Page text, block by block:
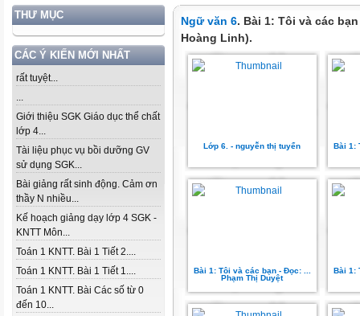
THƯ MỤC
CÁC Ý KIẾN MỚI NHẤT
rất tuyệt...
...
Giới thiệu SGK Giáo dục thể chất
lớp 4...
Tài liệu phục vụ bồi dưỡng GV
sử dụng SGK...
Bài giảng rất sinh động. Cảm ơn
thầy N nhiều...
Kế hoạch giảng dạy lớp 4 SGK -
KNTT Môn...
Toán 1 KNTT. Bài 1 Tiết 2....
Toán 1 KNTT. Bài 1 Tiết 1....
Toán 1 KNTT. Bài Các số từ 0
đến 10...
Ngữ văn 6. Bài 1: Tôi và các
Hoàng Linh).
Lớp 6. - nguyễn thị tuyển Bài 1:
Bài 1: Tôi và các bạn - Đọc: ...
Phạm Thị Duyệt
Bài 1: